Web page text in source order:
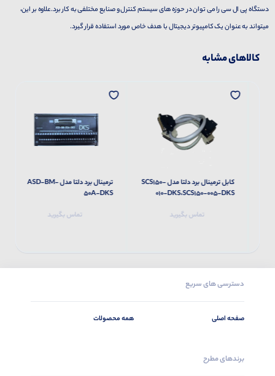
دستگاه پی ال سی را می توان در حوزه های سیستم کنترل و صنایع مختلفی به کار برد.علاوه بر این،
میتواند به عنوان یک کامپیوتر دیجیتال با هدف خاص مورد استفاده قرار گیرد.
کالاهای مشابه
کابل ترمینال برد دلتا مدل SCS150-
010-DKS،SCS150-005-DKS
تماس بگیرید
ترمینال برد دلتا مدل ASD-BM-
50A-DKS
تماس بگیرید
دسترسی های سریع
صفحه اصلی همه محصولات
برندهای مطرح